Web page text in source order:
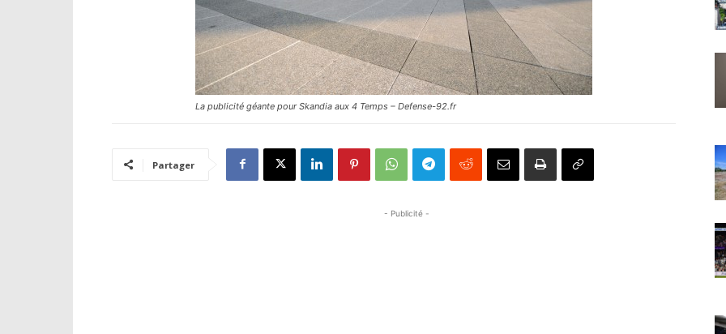
La publicité géante pour Skandia aux 4 Temps – Defense-92.fr
Partager
- Publicité -